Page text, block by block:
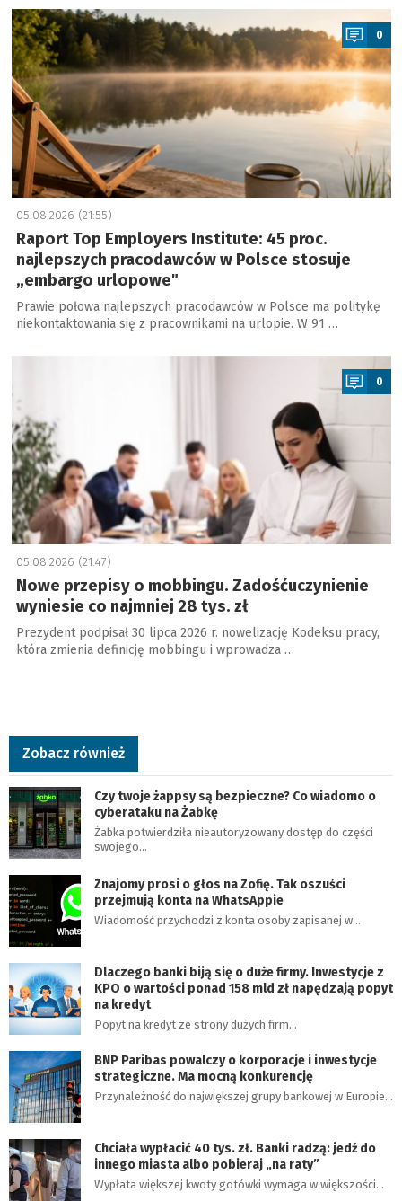
a
0
05.08.2026 (21:55)
Raport Top Employers Institute: 45 proc.
najlepszych pracodawców w Polsce stosuje
„embargo urlopowe"
Prawie połowa najlepszych pracodawców w Polsce ma politykę
niekontaktowania się z pracownikami na urlopie. W 91 …
0
05.08.2026 (21:47)
Nowe przepisy o mobbingu. Zadośćuczynienie
wyniesie co najmniej 28 tys. zł
Prezydent podpisał 30 lipca 2026 r. nowelizację Kodeksu pracy,
która zmienia definicję mobbingu i wprowadza …
Zobacz również
Czy twoje żappsy są bezpieczne? Co wiadomo o
cyberataku na Żabkę
Żabka potwierdziła nieautoryzowany dostęp do części
swojego…
Znajomy prosi o głos na Zofię. Tak oszuści
przejmują konta na WhatsAppie
Wiadomość przychodzi z konta osoby zapisanej w…
Dlaczego banki biją się o duże firmy. Inwestycje z
KPO o wartości ponad 158 mld zł napędzają popyt
na kredyt
Popyt na kredyt ze strony dużych firm…
BNP Paribas powalczy o korporacje i inwestycje
strategiczne. Ma mocną konkurencję
Przynależność do największej grupy bankowej w Europie…
Chciała wypłacić 40 tys. zł. Banki radzą: jedź do
innego miasta albo pobieraj „na raty”
Wypłata większej kwoty gotówki wymaga w większości…